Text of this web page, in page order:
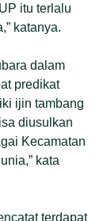
itu terlalu
katanya.
dalam
predikat
ijin tambang
diusulkan
Kecamatan
kata
terdapat